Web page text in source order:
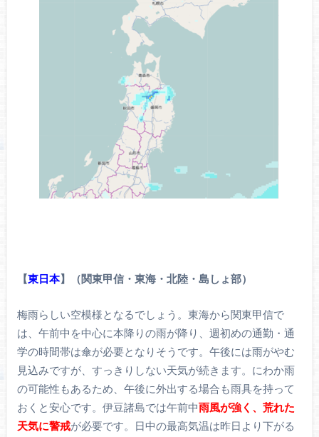
【東日本】（関東甲信・東海・北陸・島しょ部）
梅雨らしい空模様となるでしょう。東海から関東甲信で
は、午前中を中心に本降りの雨が降り、週初めの通勤・通
学の時間帯は傘が必要となりそうです。午後には雨がやむ
見込みですが、すっきりしない天気が続きます。にわか雨
の可能性もあるため、午後に外出する場合も雨具を持って
おくと安心です。伊豆諸島では午前中雨風が強く、荒れた
天気に警戒が必要です。日中の最高気温は昨日より下がる